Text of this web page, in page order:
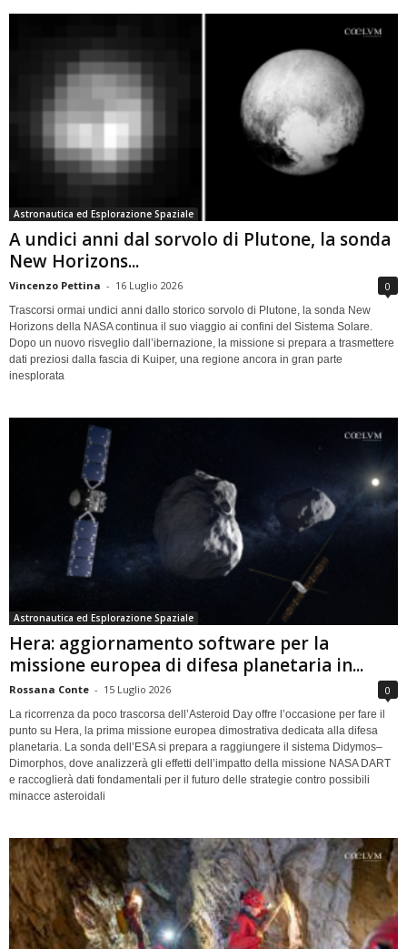
Astronautica ed Esplorazione Spaziale
A undici anni dal sorvolo di Plutone, la sonda
New Horizons...
Vincenzo Pettina - 16 Luglio 2026 0
Trascorsi ormai undici anni dallo storico sorvolo di Plutone, la sonda New
Horizons della NASA continua il suo viaggio ai confini del Sistema Solare.
Dopo un nuovo risveglio dall’ibernazione, la missione si prepara a trasmettere
dati preziosi dalla fascia di Kuiper, una regione ancora in gran parte
inesplorata
Astronautica ed Esplorazione Spaziale
Hera: aggiornamento software per la
missione europea di difesa planetaria in...
Rossana Conte - 15 Luglio 2026 0
La ricorrenza da poco trascorsa dell’Asteroid Day offre l’occasione per fare il
punto su Hera, la prima missione europea dimostrativa dedicata alla difesa
planetaria. La sonda dell’ESA si prepara a raggiungere il sistema Didymos–
Dimorphos, dove analizzerà gli effetti dell’impatto della missione NASA DART
e raccoglierà dati fondamentali per il futuro delle strategie contro possibili
minacce asteroidali